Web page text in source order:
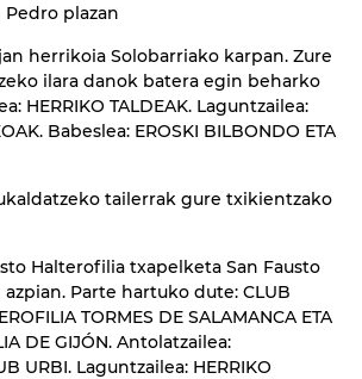
Pedro plazan
jan herrikoia Solobarriako karpan. Zure
ilara danok batera egin beharko
HERRIKO TALDEAK. Laguntzailea:
Babeslea: EROSKI BILBONDO ETA
tailerrak gure txikientzako
Halterofilia txapelketa San Fausto
Parte hartuko dute: CLUB
TORMES DE SALAMANCA ETA
DE GIJÓN. Antolatzailea:
URBI. Laguntzailea: HERRIKO